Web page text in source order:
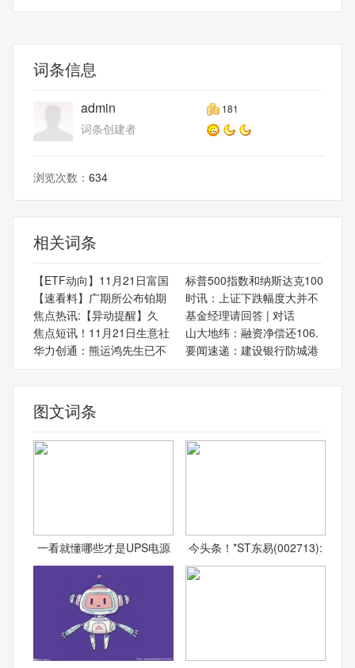
词条信息
admin 181
词条创建者
浏览次数： 634
相关词条
【ETF动向】11月21日富国
标普500指数和纳斯达克100
【速看料】广期所公布铂期
时讯：上证下跌幅度大并不
焦点热讯:【异动提醒】久
基金经理请回答 | 对话
焦点短讯！11月21日生意社
山大地纬：融资净偿还106.
华力创通：熊运鸿先生已不
要闻速递：建设银行防城港
图文词条
一看就懂哪些才是UPS电源 今头条！*ST东易(002713):